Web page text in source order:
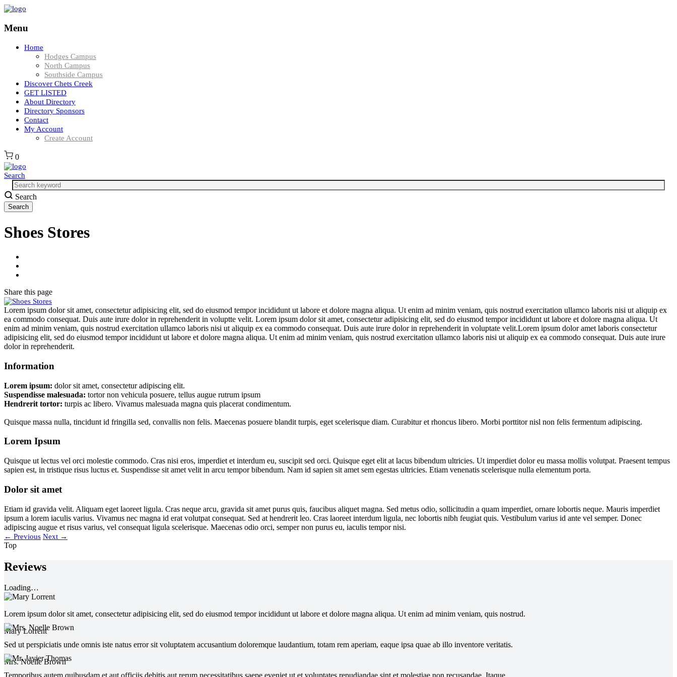
Menu
Home
Hodges Campus
North Campus
Southside Campus
Discover Chets Creek
GET LISTED
About Directory
Directory Sponsors
Contact
My Account
Create Account
0
Search
Search
Shoes Stores
Share this page
Lorem ipsum dolor sit amet, consectetur adipisicing elit, sed do eiusmod tempor incididunt ut labore et dolore magna aliqua. Ut enim ad minim veniam, quis nostrud exercitation ullamco laboris nisi ut aliquip ex
ea commodo consequat. Duis aute irure dolor in reprehenderit in voluptte velit. Lorem ipsum dolor sit amet, consectetur adipisicing elit, sed do eiusmod tempor incididunt ut labore et dolore magna aliqua. Ut
enim ad minim veniam, quis nostrud exercitation ullamco laboris nisi ut aliquip ex ea commodo consequat. Duis aute irure dolor in reprehenderit in voluptate velit.Lorem ipsum dolor amet laboris consectetur
adipisicing elit, sed do eiusmod tempor incididunt ut labore et dolore magna aliqua. Ut enim ad minim veniam, quis nostrud exercitation ullamco laboris nisi ut aliquip ex ea commodo consequat. Duis aute irure
dolor in reprehenderit.
Information
Lorem ipsum: dolor sit amet, consectetur adipiscing elit.
Suspendisse malesuada: tortor non vehicula posuere, tellus augue rutrum ipsum
Hendrerit tortor: turpis ac libero. Vivamus malesuada magna quis placerat condimentum.
Quisque massa nulla, tincidunt id fringilla sed, convallis non felis. Maecenas posuere blandit turpis, eget scelerisque diam. Curabitur et rhoncus libero. Morbi porttitor nisl non felis fermentum adipiscing.
Lorem Ipsum
Quisque ut lectus vel orci molestie commodo. Cras nisi eros, imperdiet et interdum eu, suscipit sed orci. Quisque eget elit at lacus bibendum ultricies. Ut imperdiet dolor eu massa mollis volutpat. Praesent tempus
sapien est, in tristique risus luctus et. Suspendisse sit amet velit in arcu tempor bibendum. Nam id sapien sit amet sem egestas ultricies. Etiam venenatis scelerisque nulla elementum porta.
Dolor sit amet
Etiam id gravida velit. Aliquam eget laoreet ligula. Cras neque arcu, gravida sit amet purus quis, faucibus aliquet magna. Sed metus odio, sollicitudin a quam imperdiet, ornare lobortis neque. Mauris imperdiet
ipsum a lorem iaculis varius. Vivamus nec magna id erat volutpat consequat. Sed at hendrerit leo. Cras laoreet interdum ligula, nec lobortis nibh feugiat quis. Vestibulum varius id ante vel semper. Donec
adipiscing augue et risus varius, vel consequat ligula scelerisque. Maecenas odio orci, semper non purus eu, iaculis tempor nisi.
← Previous Next →
Top
Reviews
Loading…
Lorem ipsum dolor sit amet, consectetur adipisicing elit, sed do eiusmod tempor incididunt ut labore et dolore magna aliqua. Ut enim ad minim veniam, quis nostrud.
Mary Lorrent
Sed ut perspiciatis unde omnis iste natus error sit voluptatem accusantium doloremque laudantium, totam rem aperiam, eaque ipsa quae ab illo inventore veritatis.
Mrs. Noelle Brown